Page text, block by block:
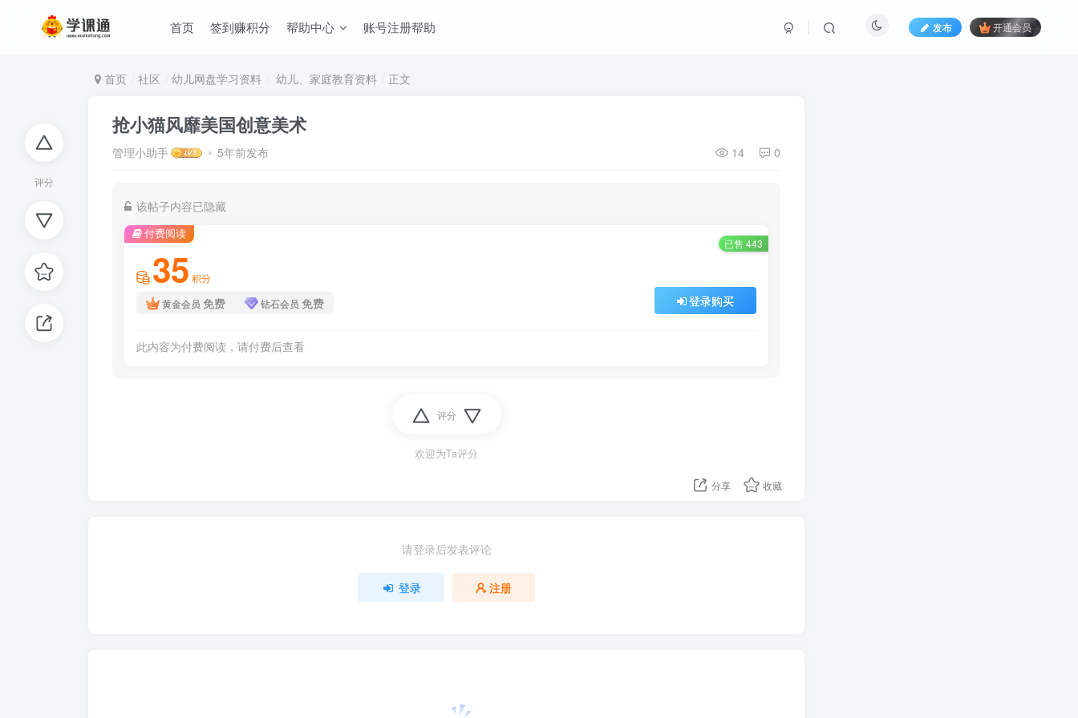
首页 签到赚积分 帮助中心 账号注册帮助 发布 开通会员
评分
首页 社区 幼儿网盘学习资料 幼儿、家庭教育资料 正文
抢小猫风靡美国创意美术
管理小助手 5年前发布 14 0
该帖子内容已隐藏
付费阅读
已售 443
35 积分
黄金会员 免费 钻石会员 免费 登录购买
此内容为付费阅读，请付费后查看
评分
欢迎为Ta评分
分享 收藏
请登录后发表评论
登录 注册